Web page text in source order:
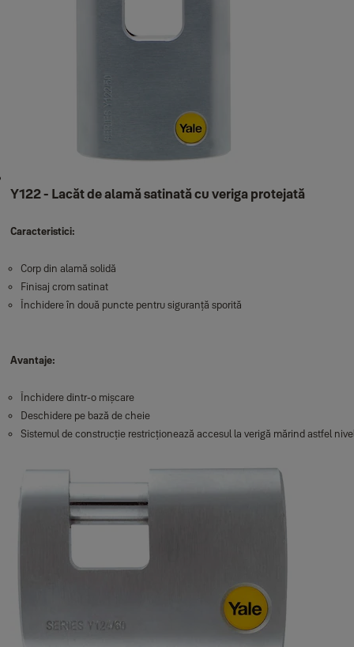
Y122 - Lacăt de alamă satinată cu veriga protejată
Caracteristici:
Corp din alamă solidă
Finisaj crom satinat
Închidere în două puncte pentru siguranță sporită
Avantaje:
Închidere dintr-o mișcare
Deschidere pe bază de cheie
Sistemul de construcție restricționează accesul la verigă mărind astfel